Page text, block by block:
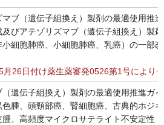
マブ（遺伝子組換え）製剤の最適使用推
及びアテゾリズマブ（遺伝子組換え）製
小細胞肺癌、小細胞肺癌、乳癌）の一部
5月26日付け薬生薬審発0526第1号により
（遺伝子組換え）製剤の最適使用推進ガ
色腫、頭頸部癌、腎細胞癌、古典的ホジ
腫、高頻度マイクロサテライト不安定性